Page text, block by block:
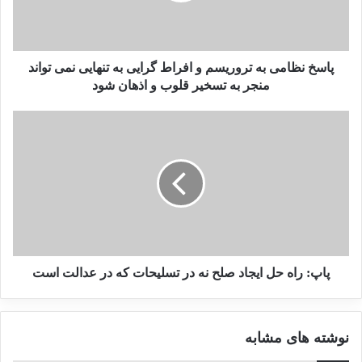
و به همین دلیل نقش موثرتری دارند.
در بخش دیگری از نشست، غدی ولی، مدیر دفتر مبارزه با
قانونی برای دفاع از جامعه در برابر تروریسم باید شامل مرتکبان،
چنین چارچوبی را ایجاد نمایند.
پاسخ نظامی به تروریسم و افراط گرایی به تنهایی نمی تواند
منجر به تسخیر قلوب و اذهان شود
پاپ: راه حل ایجاد صلح نه در تسلیحات که در عدالت است
نوشته های مشابه